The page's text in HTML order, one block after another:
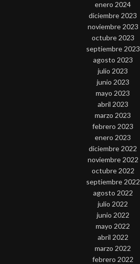
enero 2024
diciembre 2023
noviembre 2023
octubre 2023
septiembre 2023
agosto 2023
julio 2023
junio 2023
mayo 2023
abril 2023
marzo 2023
febrero 2023
enero 2023
diciembre 2022
noviembre 2022
octubre 2022
septiembre 2022
agosto 2022
julio 2022
junio 2022
mayo 2022
abril 2022
marzo 2022
febrero 2022